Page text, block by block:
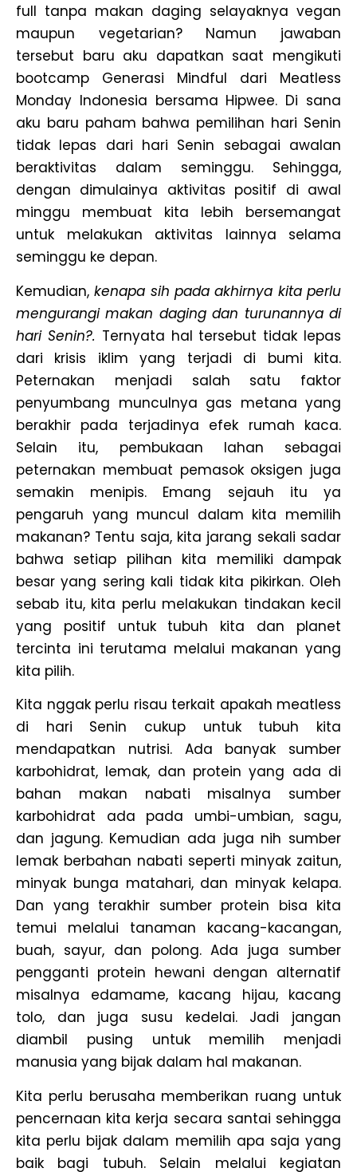
full tanpa makan daging selayaknya vegan
maupun vegetarian? Namun jawaban
tersebut baru aku dapatkan saat mengikuti
bootcamp Generasi Mindful dari Meatless
Monday Indonesia bersama Hipwee. Di sana
aku baru paham bahwa pemilihan hari Senin
tidak lepas dari hari Senin sebagai awalan
beraktivitas dalam seminggu. Sehingga,
dengan dimulainya aktivitas positif di awal
minggu membuat kita lebih bersemangat
untuk melakukan aktivitas lainnya selama
seminggu ke depan.
Kemudian,kenapa sih pada akhirnya kita perlu
mengurangi makan daging dan turunannya di
hari Senin?. Ternyata hal tersebut tidak lepas
dari krisis iklim yang terjadi di bumi kita.
Peternakan menjadi salah satu faktor
penyumbang munculnya gas metana yang
berakhir pada terjadinya efek rumah kaca.
Selain itu, pembukaan lahan sebagai
peternakan membuat pemasok oksigen juga
semakin menipis. Emang sejauh itu ya
pengaruh yang muncul dalam kita memilih
makanan? Tentu saja, kita jarang sekali sadar
bahwa setiap pilihan kita memiliki dampak
besar yang sering kali tidak kita pikirkan. Oleh
sebab itu, kita perlu melakukan tindakan kecil
yang positif untuk tubuh kita dan planet
tercinta ini terutama melalui makanan yang
kita pilih.
Kita nggak perlu risau terkait apakah meatless
di hari Senin cukup untuk tubuh kita
mendapatkan nutrisi. Ada banyak sumber
karbohidrat, lemak, dan protein yang ada di
bahan makan nabati misalnya sumber
karbohidrat ada pada umbi-umbian, sagu,
dan jagung. Kemudian ada juga nih sumber
lemak berbahan nabati seperti minyak zaitun,
minyak bunga matahari, dan minyak kelapa.
Dan yang terakhir sumber protein bisa kita
temui melalui tanaman kacang-kacangan,
buah, sayur, dan polong. Ada juga sumber
pengganti protein hewani dengan alternatif
misalnya edamame, kacang hijau, kacang
tolo, dan juga susu kedelai. Jadi jangan
diambil pusing untuk memilih menjadi
manusia yang bijak dalam hal makanan.
Kita perlu berusaha memberikan ruang untuk
pencernaan kita kerja secara santai sehingga
kita perlu bijak dalam memilih apa saja yang
baik bagi tubuh. Selain melalui kegiatan